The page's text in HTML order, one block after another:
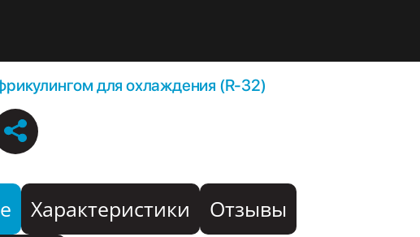
для охлаждения (R-32)
Характеристики
Отзывы